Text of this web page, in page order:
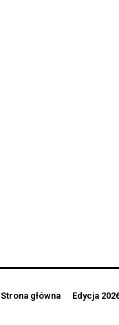
Strona główna Edycja